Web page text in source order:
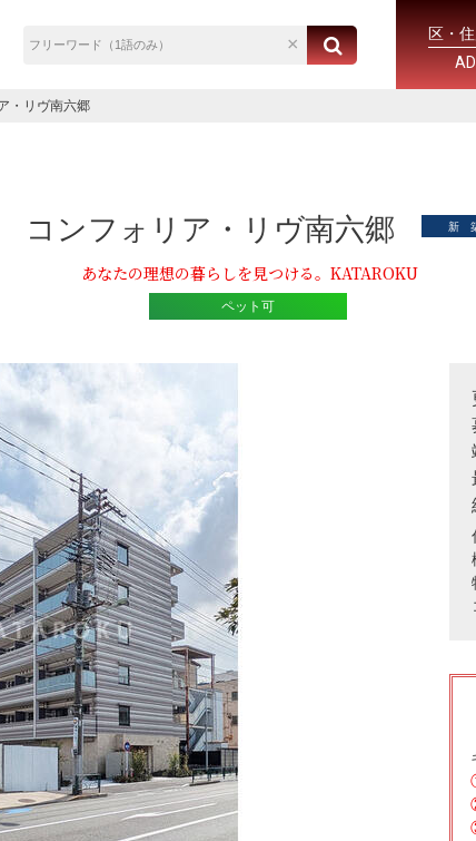
区・
・リヴ南六郷
コンフォリア・リヴ南六郷 新
あなたの理想の暮らしを見つける。KATAROKU
ペット可